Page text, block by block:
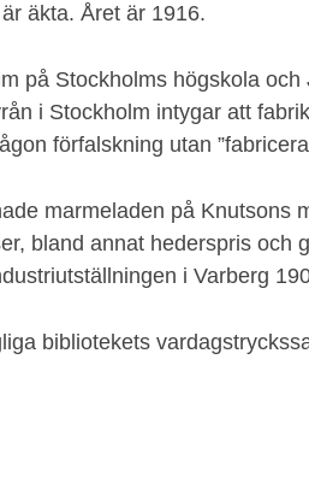
äkta. Året är 1916.
på Stockholms högskola och
i Stockholm intygar att
förfalskning utan
marmeladen på Knutsons
bland annat hederspris och
i Varberg
bibliotekets